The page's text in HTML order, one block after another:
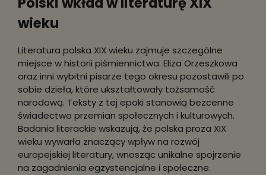
wieku
Literatura polska XIX wieku zajmuje szczególne
miejsce w historii piśmiennictwa. Eliza Orzeszkowa
oraz inni wybitni pisarze tego okresu pozostawili po
sobie dzieła, które ukształtowały tożsamość
narodową. Teksty z tej epoki stanowią bezcenne
świadectwo przemian społecznych i kulturowych.
Badania literackie wskazują, że polska proza XIX
wieku wywarła znaczący wpływ na rozwój
europejskiej literatury, wnosząc unikalne spojrzenie
na zagadnienia egzystencjalne i społeczne.